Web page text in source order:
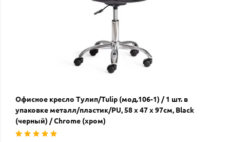
Офисное кресло Тулип/Tulip (мод.106-1) / 1 шт. в
упаковке металл/пластик/PU, 58 x 47 x 97см, Black
(черный) / Chrome (хром)